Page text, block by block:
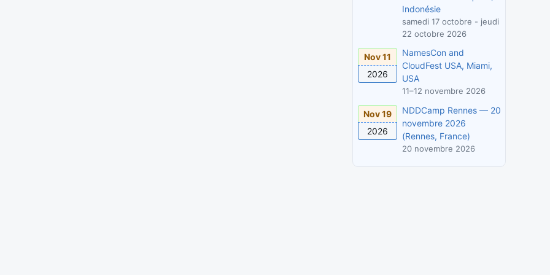
Indonésie
samedi 17 octobre - jeudi
22 octobre 2026
Nov 11
2026
NamesCon and
CloudFest USA, Miami,
USA
11–12 novembre 2026
Nov 19
2026
NDDCamp Rennes — 20
novembre 2026
(Rennes, France)
20 novembre 2026